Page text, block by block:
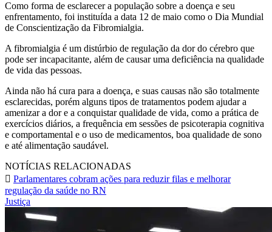
Como forma de esclarecer a população sobre a doença e seu
enfrentamento, foi instituída a data 12 de maio como o Dia Mundial
de Conscientização da Fibromialgia.
A fibromialgia é um distúrbio de regulação da dor do cérebro que
pode ser incapacitante, além de causar uma deficiência na qualidade
de vida das pessoas.
Ainda não há cura para a doença, e suas causas não são totalmente
esclarecidas, porém alguns tipos de tratamentos podem ajudar a
amenizar a dor e a conquistar qualidade de vida, como a prática de
exercícios diários, a frequência em sessões de psicoterapia cognitiva
e comportamental e o uso de medicamentos, boa qualidade de sono
e até alimentação saudável.
NOTÍCIAS RELACIONADAS
Parlamentares cobram ações para reduzir filas e melhorar
regulação da saúde no RN
Justiça